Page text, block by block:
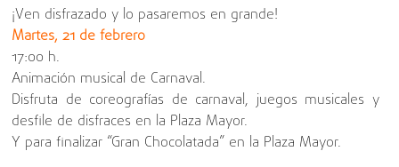
¡Ven disfrazado y lo pasaremos en grande!
Martes, 21 de febrero
17:00 h.
Animación musical de Carnaval.
Disfruta de coreografías de carnaval, juegos musicales y
desfile de disfraces en la Plaza Mayor.
Y para finalizar “Gran Chocolatada” en la Plaza Mayor.